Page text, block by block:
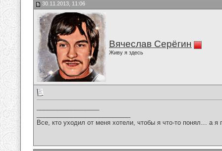
30.11.2013, 11:06
Вячеслав Серёгин
Живу я здесь
Все, кто уходил от меня хотели, чтобы я что-то понял… а